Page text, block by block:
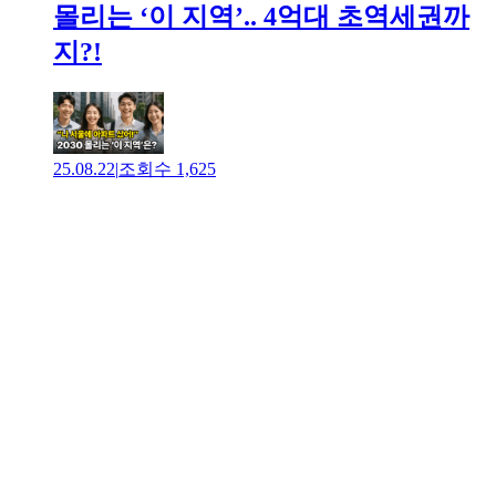
몰리는 ‘이 지역’.. 4억대 초역세권까
지?!
25.08.22|조회수 1,625